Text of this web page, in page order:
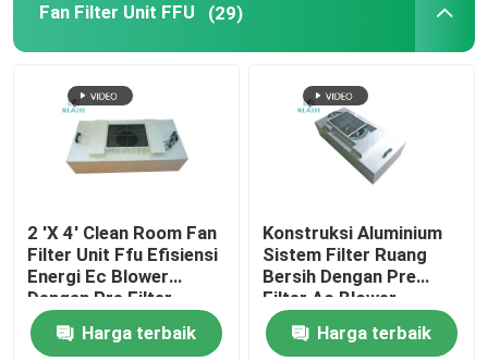
Fan Filter Unit FFU (29)
2 'X 4' Clean Room Fan
Filter Unit Ffu Efisiensi
Energi Ec Blower
Dengan Pre Filter
Harga terbaik
Konstruksi Aluminium
Sistem Filter Ruang
Bersih Dengan Pre
Filter Ac Blower
Harga terbaik